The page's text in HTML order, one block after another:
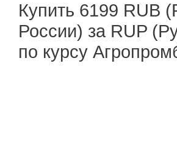
Купить 6199 RUB
России) за RUP
по курсу